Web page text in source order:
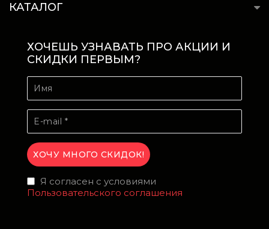
КАТАЛОГ
ХОЧЕШЬ УЗНАВАТЬ ПРО АКЦИИ И
СКИДКИ ПЕРВЫМ?
Я согласен с условиями
Пользовательского соглашения